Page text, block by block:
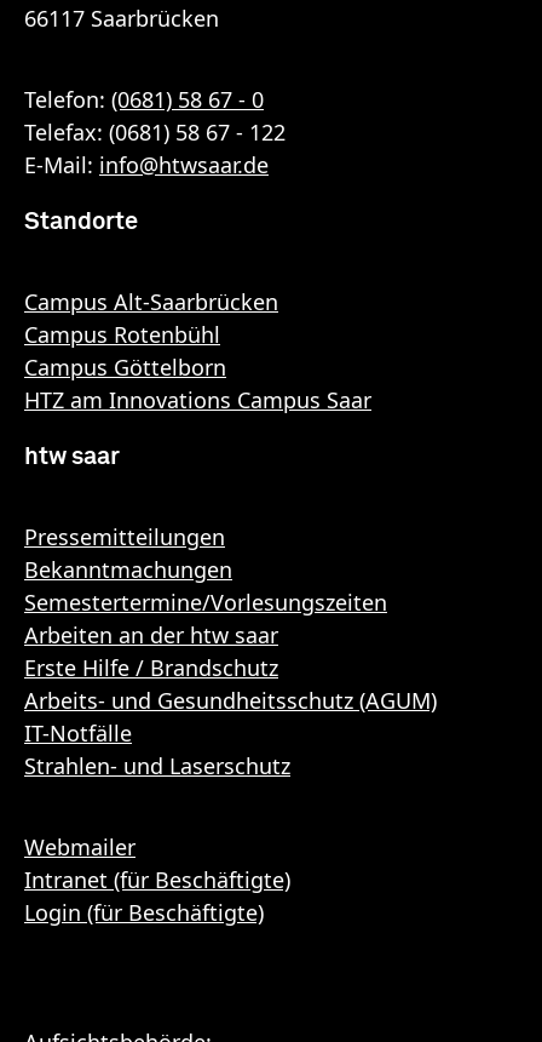
66117 Saarbrücken
Telefon: (0681) 58 67 - 0
Telefax: (0681) 58 67 - 122
E-Mail: info@htwsaar.de
Standorte
Campus Alt-Saarbrücken
Campus Rotenbühl
Campus Göttelborn
HTZ am Innovations Campus Saar
htw saar
Pressemitteilungen
Bekanntmachungen
Semestertermine/Vorlesungszeiten
Arbeiten an der htw saar
Erste Hilfe / Brandschutz
Arbeits- und Gesundheitsschutz (AGUM)
IT-Notfälle
Strahlen- und Laserschutz
Webmailer
Intranet (für Beschäftigte)
Login (für Beschäftigte)